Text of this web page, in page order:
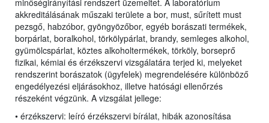
minőségirányítási rendszert üzemeltet. A laboratórium
akkreditálásának műszaki területe a bor, must, sűrített must
pezsgő, habzóbor, gyöngyözőbor, egyéb borászati termékek,
borpárlat, boralkohol, törkölypárlat, brandy, semleges alkohol,
gyümölcspárlat, köztes alkoholtermékek, törköly, borseprő
fizikai, kémiai és érzékszervi vizsgálatára terjed ki, melyeket
rendszerint borászatok (ügyfelek) megrendelésére különböző
engedélyezési eljárásokhoz, illetve hatósági ellenőrzés
részeként végzünk. A vizsgálat jellege:
• érzékszervi: leíró érzékszervi bírálat, hibák azonosítása